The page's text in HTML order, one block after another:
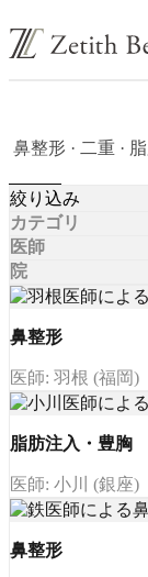
鼻整形 · 二重 ·
絞り込み
カテゴリ
医師
院
鼻整形
医師: 羽根 (福岡)
脂肪注入・豊胸
医師: 小川 (銀座)
鼻整形